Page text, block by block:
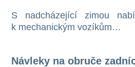
S nadcházející zimou
k mechanickým vozíkům…
Návleky na obruče